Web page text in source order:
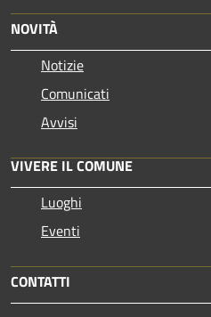
NOVITÀ
Notizie
Comunicati
Avvisi
VIVERE IL COMUNE
Luoghi
Eventi
CONTATTI